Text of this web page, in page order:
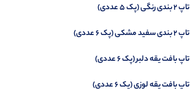
تاپ 2 بندی رنگی (پک 5 عددی)
تاپ 2 بندی سفید مشکی (پک 6 عددی)
تاپ بافت یقه دلبر (پک 6 عددی)
تاپ بافت یقه لوزی (پک 6 عددی)
تاپ کراپ یقه خشتی (پک 4 عددی)